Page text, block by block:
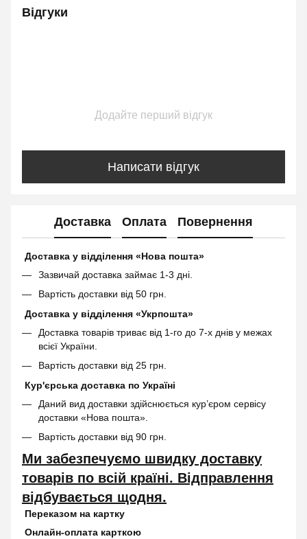
Відгуки
Додайте перший відгук
Написати відгук
Доставка Оплата Повернення
Доставка у відділення «Нова пошта»
Зазвичай доставка займає 1-3 дні.
Вартість доставки від 50 грн.
Доставка у відділення «Укрпошта»
Доставка товарів триває від 1-го до 7-х днів у межах
всієї України.
Вартість доставки від 25 грн.
Кур'єрська доставка по Україні
Даний вид доставки здійснюється кур’єром сервісу
доставки «Нова пошта».
Вартість доставки від 90 грн.
Ми забезпечуємо швидку доставку
товарів по всій країні. Відправлення
відбувається щодня.
Переказом на картку
Онлайн-оплата карткою